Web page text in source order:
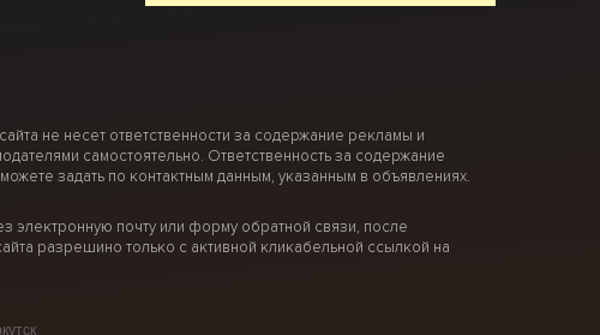
не несет ответственности за содержание рекламы и
самостоятельно. Ответственность за содержание
задать по контактным данным, указанным в объявлениях.
электронную почту или форму обратной связи, после
разрешино только с активной кликабельной ссылкой на